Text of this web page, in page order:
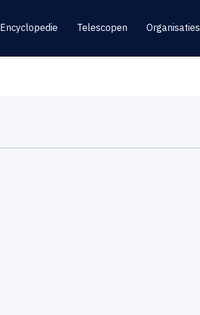
Encyclopedie Telescopen Organisaties